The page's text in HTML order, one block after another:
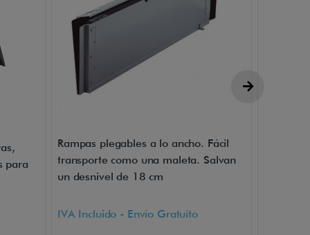
para
Rampas plegables a lo ancho. Fácil
transporte como una maleta. Salvan
un desnivel de 18 cm
IVA Incluido - Envío Gratuito